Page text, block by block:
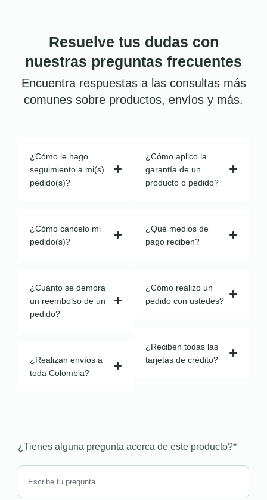
Resuelve tus dudas con
nuestras preguntas frecuentes
Encuentra respuestas a las consultas más
comunes sobre productos, envíos y más.
¿Cómo le hago
seguimiento a mi(s)
pedido(s)?
¿Cómo cancelo mi
pedido(s)?
¿Cuánto se demora
un reembolso de un
pedido?
¿Realizan envíos a
toda Colombia?
¿Cómo aplico la
garantía de un
producto o pedido?
¿Qué medios de
pago reciben?
¿Cómo realizo un
pedido con ustedes?
¿Reciben todas las
tarjetas de crédito?
¿Tienes alguna pregunta acerca de este producto?*